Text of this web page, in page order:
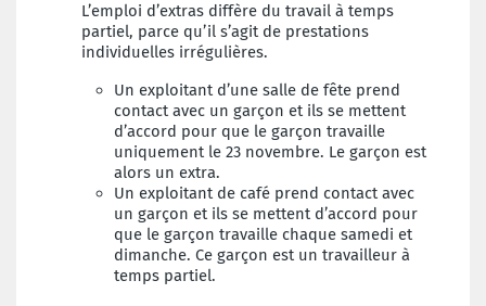
L’emploi d’extras diffère du travail à temps
partiel, parce qu’il s’agit de prestations
individuelles irrégulières.
Un exploitant d’une salle de fête prend
contact avec un garçon et ils se mettent
d’accord pour que le garçon travaille
uniquement le 23 novembre. Le garçon est
alors un extra.
Un exploitant de café prend contact avec
un garçon et ils se mettent d’accord pour
que le garçon travaille chaque samedi et
dimanche. Ce garçon est un travailleur à
temps partiel.